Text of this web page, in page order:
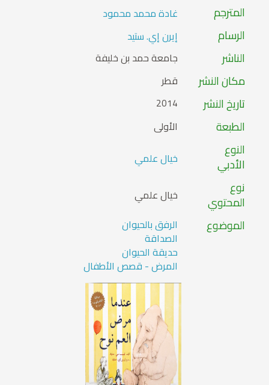
المترجم غادة محمد محمود
الرسام إيرن إي. ستيد
الناشر جامعة حمد بن خليفة
مكان النشر قطر
تاريخ النشر 2014
الطبعة الأولى
النوع
الأدبي خيال علمي
نوع
المحتوي خيال علمي
الموضوع الرفق بالحيوان
الصداقة
حديقة الحيوان
المرض - قصص الأطفال